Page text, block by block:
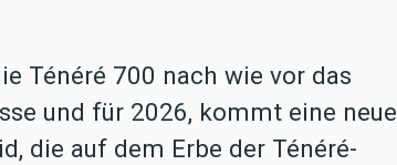
Ténéré 700 nach wie vor das
und für 2026, kommt eine neue
die auf dem Erbe der Ténéré-